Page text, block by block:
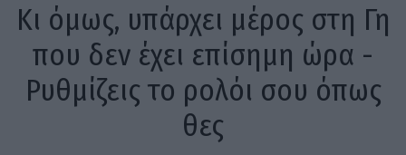
Κι όμως, υπάρχει μέρος στη Γη
που δεν έχει επίσημη ώρα -
Ρυθμίζεις το ρολόι σου όπως
θες